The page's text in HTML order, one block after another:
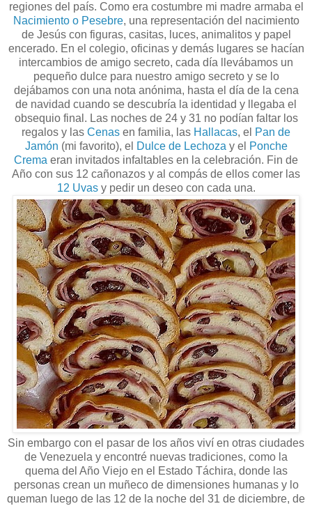
regiones del país. Como era costumbre mi madre armaba el
Nacimiento o Pesebre, una representación del nacimiento
de Jesús con figuras, casitas, luces, animalitos y papel
encerado. En el colegio, oficinas y demás lugares se hacían
intercambios de amigo secreto, cada día llevábamos un
pequeño dulce para nuestro amigo secreto y se lo
dejábamos con una nota anónima, hasta el día de la cena
de navidad cuando se descubría la identidad y llegaba el
obsequio final. Las noches de 24 y 31 no podían faltar los
regalos y las Cenas en familia, las Hallacas, el Pan de
Jamón (mi favorito), el Dulce de Lechoza y el Ponche
Crema eran invitados infaltables en la celebración. Fin de
Año con sus 12 cañonazos y al compás de ellos comer las
12 Uvas y pedir un deseo con cada una.
Sin embargo con el pasar de los años viví en otras ciudades
de Venezuela y encontré nuevas tradiciones, como la
quema del Año Viejo en el Estado Táchira, donde las
personas crean un muñeco de dimensiones humanas y lo
queman luego de las 12 de la noche del 31 de diciembre, de